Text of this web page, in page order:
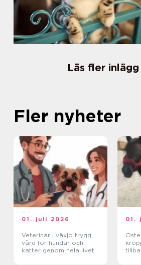
Läs fler inlägg
Fler nyheter
01. juli 2026
Veterinär i växjö trygg
vård för hundar och
katter genom hela livet
01.